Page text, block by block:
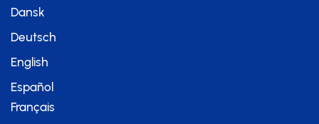
Dansk
Deutsch
English
Español
Français